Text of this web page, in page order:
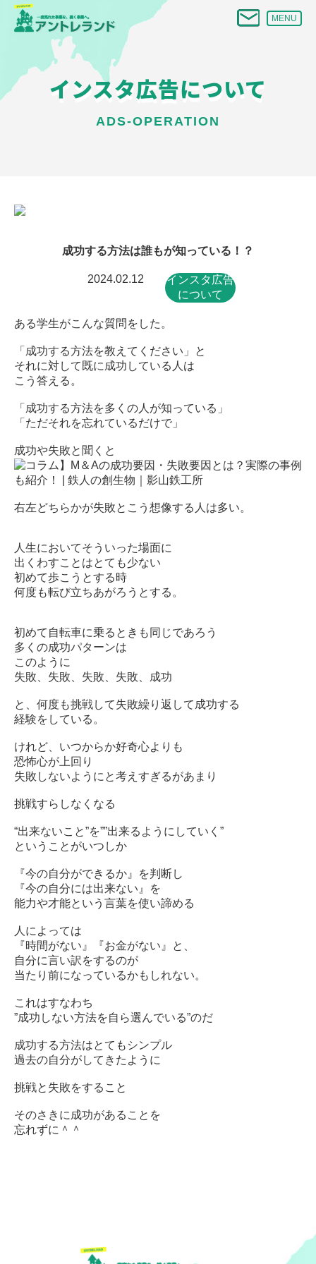
MENU
インスタ広告について
ADS-OPERATION
成功する方法は誰もが知っている！？
2024.02.12
インスタ広告
について
ある学生がこんな質問をした。
「成功する方法を教えてください」と
それに対して既に成功している人は
こう答える。
「成功する方法を多くの人が知っている」
「ただそれを忘れているだけで」
成功や失敗と聞くと
右左どちらかが失敗とこう想像する人は多い。
人生においてそういった場面に
出くわすことはとても少ない
初めて歩こうとする時
何度も転び立ちあがろうとする。
初めて自転車に乗るときも同じであろう
多くの成功パターンは
このように
失敗、失敗、失敗、失敗、成功
と、何度も挑戦して失敗繰り返して成功する
経験をしている。
けれど、いつからか好奇心よりも
恐怖心が上回り
失敗しないようにと考えすぎるがあまり
挑戦すらしなくなる
“出来ないこと”を””出来るようにしていく”
ということがいつしか
『今の自分ができるか』を判断し
『今の自分には出来ない』を
能力や才能という言葉を使い諦める
人によっては
『時間がない』『お金がない』と、
自分に言い訳をするのが
当たり前になっているかもしれない。
これはすなわち
”成功しない方法を自ら選んでいる”のだ
成功する方法はとてもシンプル
過去の自分がしてきたように
挑戦と失敗をすること
そのさきに成功があることを
忘れずに＾＾